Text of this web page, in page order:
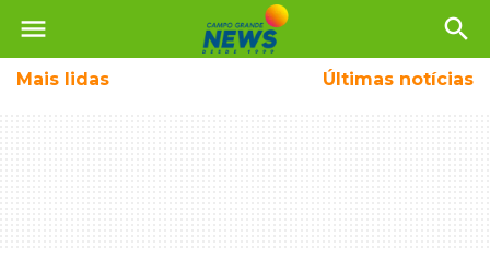
menu search
Mais lidas Últimas notícias